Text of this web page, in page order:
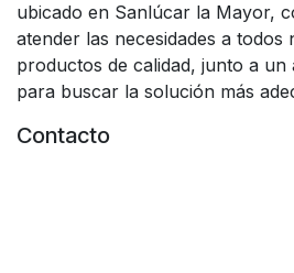
ubicado en Sanlúcar la Mayor,
atender las necesidades a
productos de calidad, junto a un
para buscar la solución más
Contacto